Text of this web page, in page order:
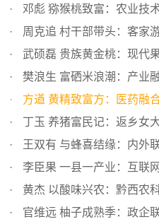
邓彪 猕猴桃致富：农业技
周克追 村干部带头：客家
武硕磊 贵族黄金桃：现代
樊浪生 富硒米浪潮：产业
方遒 黄精致富方：医药融
丁玉 养猪富民记：返乡女
王双有 与蜂喜结缘：内外
李臣果 一县一产业：互联
黄杰 以酸味兴农：黔西农
官维远 柚子成熟季：政企